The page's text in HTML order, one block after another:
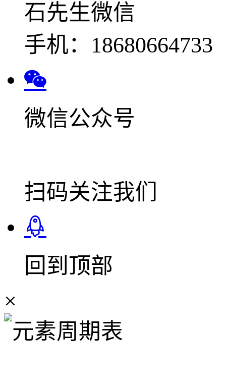
石先生微信
手机：18680664733
微信公众号
扫码关注我们
回到顶部
×